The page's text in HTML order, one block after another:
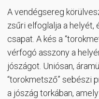
A vendégsereg
zsűri elfoglalja a helyét,
csapat. A kés a
vérfogó asszony a
jószágot. Uniósan,
“torokmetsző” sebészi
a jószág torkában,